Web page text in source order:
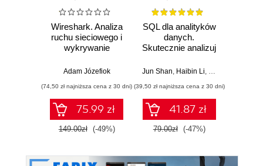
Wireshark. Analiza
ruchu sieciowego i
wykrywanie
Adam Józefiok
(74,50 zł najniższa cena z 30 dni)
75.99 zł
149.00zł (-49%)
SQL dla analityków
danych.
Skutecznie analizuj
wartościowe
zaawansowany
SQL na potrzeby
praktycznych
zastosowań.
Wydanie IV
Jun Shan, Haibin Li, Matt Goldwasser
(39,50 zł najniższa cena z 30 dni)
41.87 zł
79.00zł (-47%)